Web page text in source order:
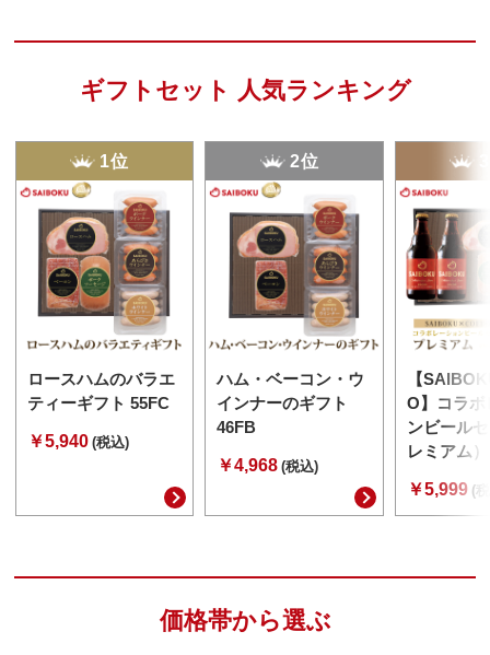
ギフトセット 人気ランキング
1位
ロースハムのバラエ
ティーギフト 55FC
￥5,940 (税込)
2位
ハム・ベーコン・ウ
インナーのギフト
46FB
￥4,968 (税込)
【
O】コラボ
ンビール
レミアム
￥5,999 (
価格帯から選ぶ